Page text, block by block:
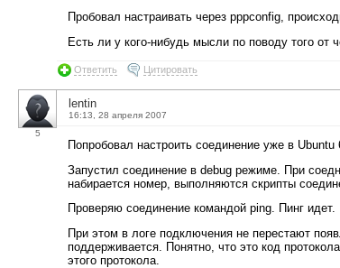
Пробовал настраивать через pppconfig,
Есть ли у кого-нибудь мысли по поводу того от
Ответить Цитировать
5
lentin
16:13, 28 апреля 2007
Попробовал настроить соединение уже в Ubuntu
Запустил соединение в debug режиме. При
набирается номер, выполняются скрипты
Проверяю соединение командой ping. Пинг
При этом в логе подключения не перестают
поддерживается. Понятно, что это код
этого протокола.